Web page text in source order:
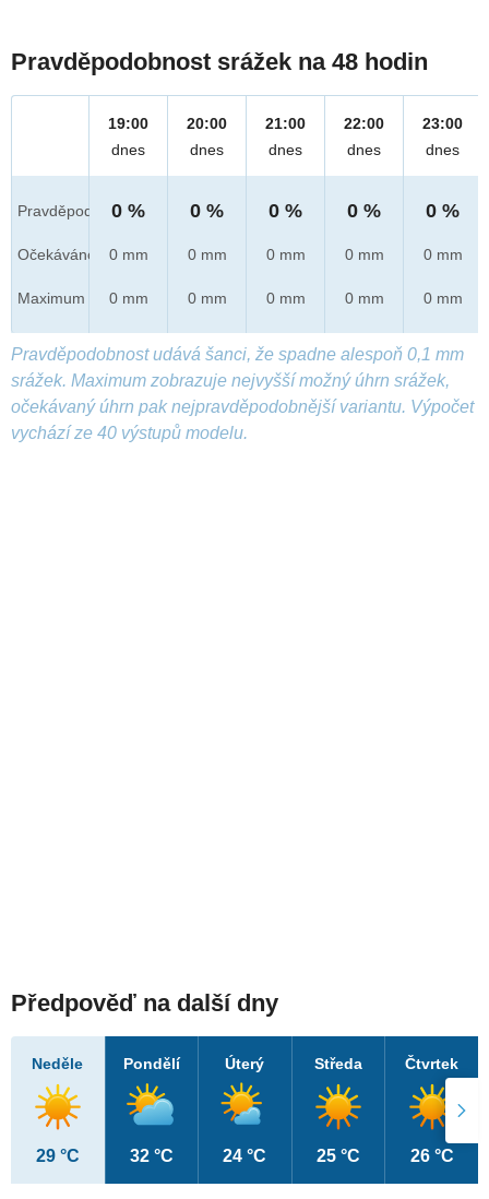
Pravděpodobnost srážek na 48 hodin
Pravděpod.
Očekáváno
Maximum
19:00
dnes
0 %
0 mm
0 mm
20:00
dnes
0 %
0 mm
0 mm
21:00
dnes
0 %
0 mm
0 mm
22:00
dnes
0 %
0 mm
0 mm
23:00
dnes
0 %
0 mm
0 mm
Pravděpodobnost udává šanci, že spadne alespoň 0,1 mm
srážek. Maximum zobrazuje nejvyšší možný úhrn srážek,
očekávaný úhrn pak nejpravděpodobnější variantu. Výpočet
vychází ze 40 výstupů modelu.
Předpověď na další dny
Neděle
29 °C
Pondělí
32 °C
Úterý
24 °C
Středa
25 °C
Čtvrtek
26 °C